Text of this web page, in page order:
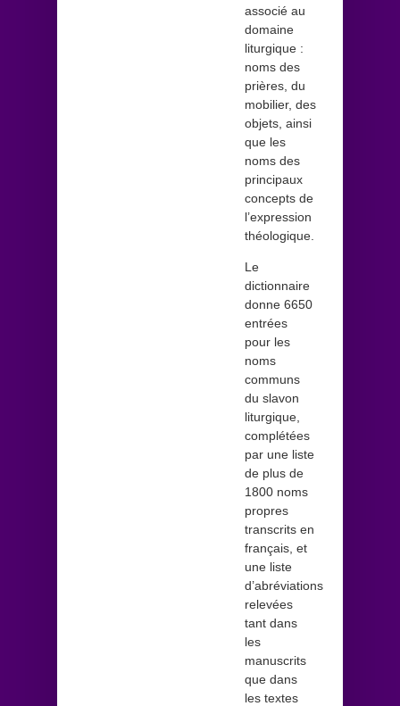
associé au
domaine
liturgique :
noms des
prières, du
mobilier, des
objets, ainsi
que les
noms des
principaux
concepts de
l’expression
théologique.
Le
dictionnaire
donne 6650
entrées
pour les
noms
communs
du slavon
liturgique,
complétées
par une liste
de plus de
1800 noms
propres
transcrits en
français, et
une liste
d’abréviations
relevées
tant dans
les
manuscrits
que dans
les textes